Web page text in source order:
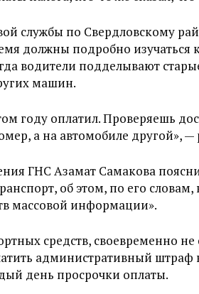
службы по Свердловскому
должны подробно изучаться
водители подделывают
машин.
году оплатил. Проверяешь
а на автомобиле другой», —
ГНС Азамат Самакова
об этом, по его
массовой информации».
средств, своевременно
административный штраф
день просрочки оплаты.